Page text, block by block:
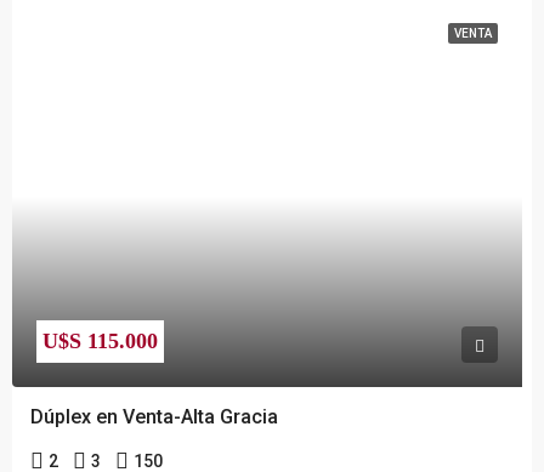
VENTA
U$S 115.000
Dúplex en Venta-Alta Gracia
2 3 150